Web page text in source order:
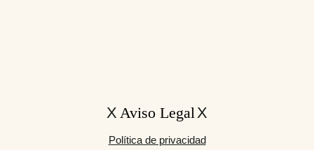
Aviso Legal
Política de privacidad